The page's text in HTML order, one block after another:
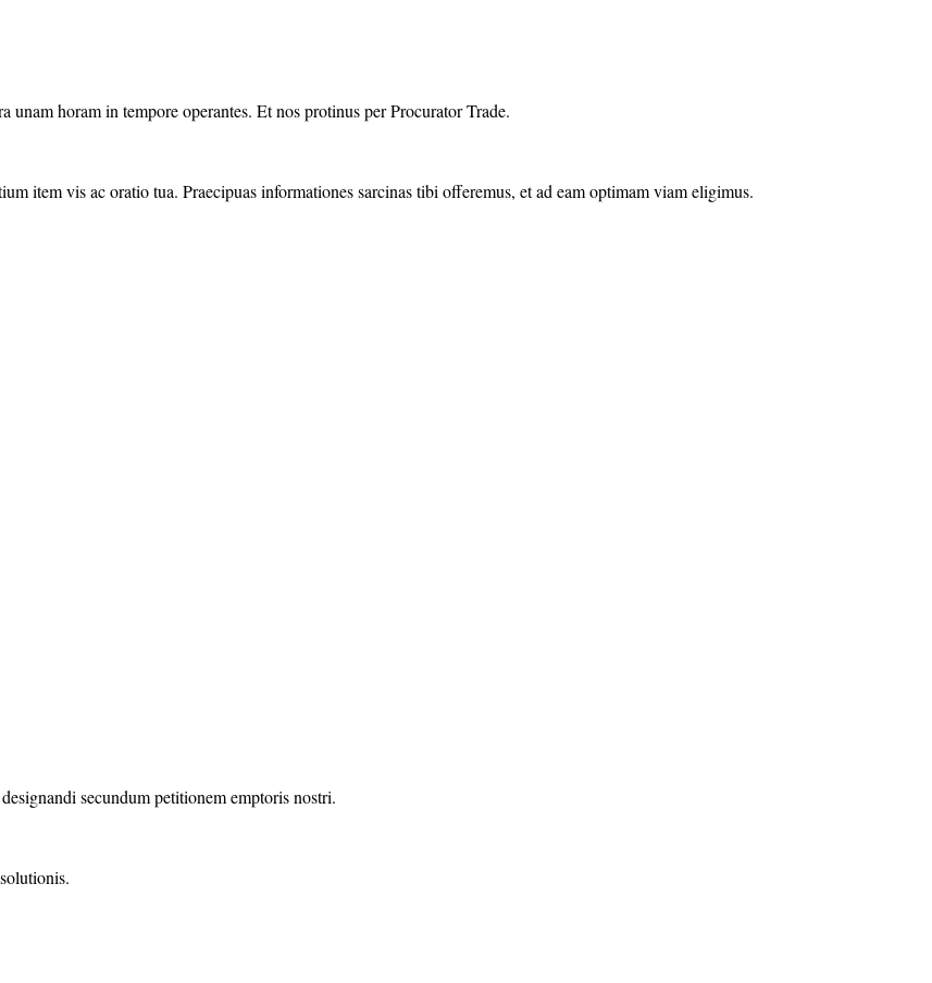
horam in tempore operantes. Et nos protinus per Procurator Trade.
item vis ac oratio tua. Praecipuas informationes sarcinas tibi offeremus, et ad eam optimam viam eligimus.
secundum petitionem emptoris nostri.